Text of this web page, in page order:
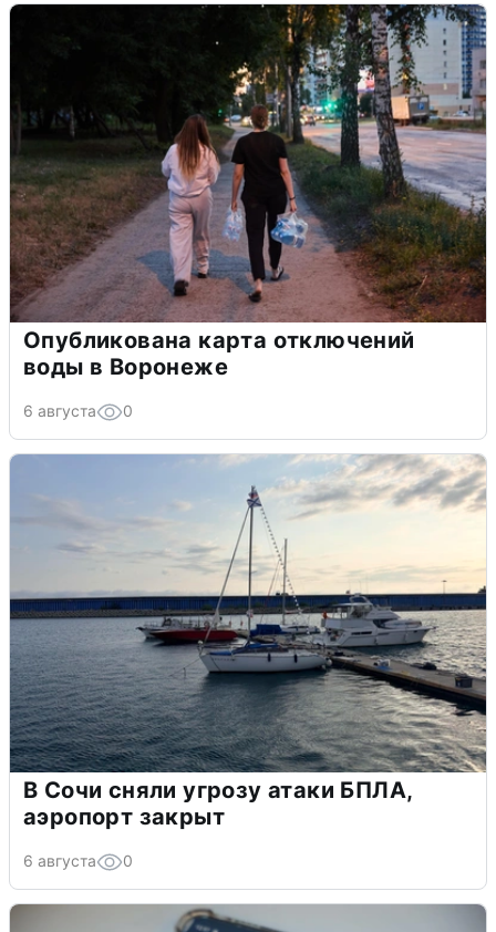
Опубликована карта отключений
воды в Воронеже
6 августа 0
В Сочи сняли угрозу атаки БПЛА,
аэропорт закрыт
6 августа 0